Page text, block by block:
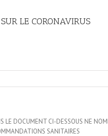
LE CORONAVIRUS
LE DOCUMENT CI-DESSOUS NE
SANITAIRES